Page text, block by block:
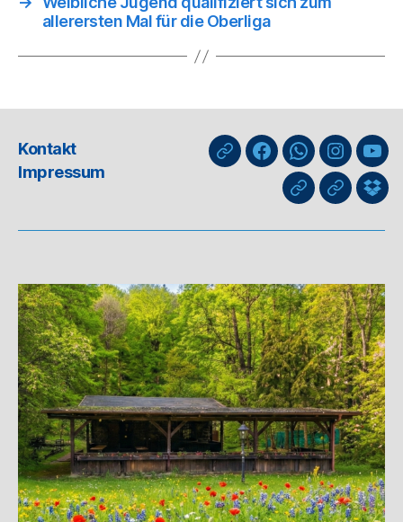
allerersten Mal für die Oberliga
Kontakt
Impressum
nuLigaFacebookWhatsApp-
Kanal
GIPHYThreads